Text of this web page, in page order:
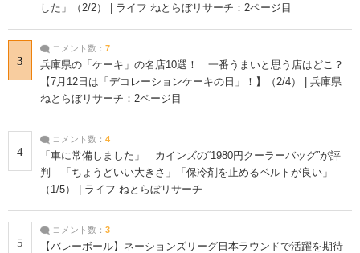
した」（2/2） | ライフ ねとらぼリサーチ：2ページ目
3
コメント数： 7
兵庫県の「ケーキ」の名店10選！ 一番うまいと思う店はどこ？
【7月12日は「デコレーションケーキの日」！】（2/4） | 兵庫県
ねとらぼリサーチ：2ページ目
4
コメント数： 4
「車に常備しました」 カインズの“1980円クーラーバッグ”が評
判 「ちょうどいい大きさ」「保冷剤を止めるベルトが良い」
（1/5） | ライフ ねとらぼリサーチ
5
コメント数： 3
【バレーボール】ネーションズリーグ日本ラウンドで活躍を期待